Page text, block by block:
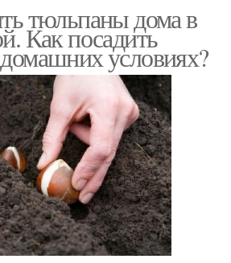
тюльпаны дома в
Как посадить
условиях?